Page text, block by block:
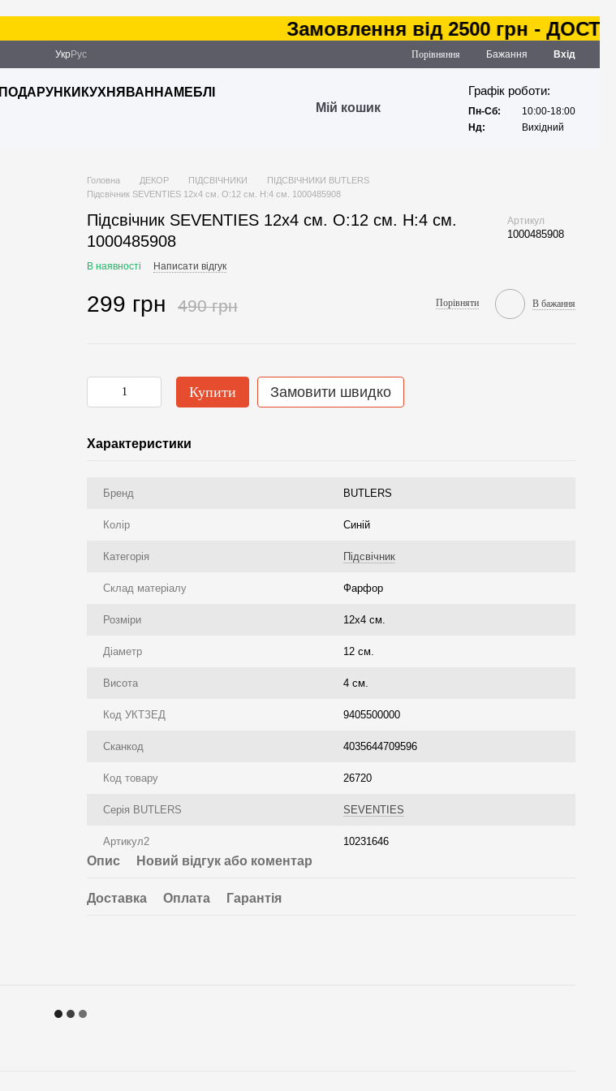
Замовлення від 2500 грн -
Укр Рус Порівняння Бажання Вхід
ПОДАРУНКИ КУХНЯ ВАННА МЕБЛІ
Мій кошик
Графік роботи:
Пн-Сб:
10:00-18:00
Нд:
Вихідний
Головна ДЕКОР ПІДСВІЧНИКИ
ПІДСВІЧНИКИ BUTLERS
Підсвічник SEVENTIES 12х4 см. O:12 см. H:4 см. 1000485908
Підсвічник SEVENTIES 12х4 см. O:12 см. H:4 см.
1000485908
Артикул
1000485908
В наявності Написати відгук
299 грн 490 грн Порівняти В бажання
Купити Замовити швидко
Характеристики
Бренд BUTLERS
Колір Синій
Категорія Підсвічник
Склад матеріалу Фарфор
Розміри 12х4 см.
Діаметр 12 см.
Висота 4 см.
Код УКТЗЕД 9405500000
Сканкод 4035644709596
Код товару 26720
Серія BUTLERS SEVENTIES
Артикул2 10231646
Опис Новий відгук або коментар
Доставка Оплата Гарантія